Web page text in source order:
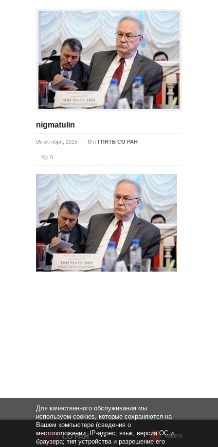
nigmatulin
05 октября, 2015 От: ГПНТБ СО РАН
0
НАВЕРХ
Для качественного обслуживания мы
используем cookies, которые сохраняются на
Вашем компьютере (сведения о
местоположении; IP-адрес; язык, версия ОС и
браузера; тип устройства и разрешение его